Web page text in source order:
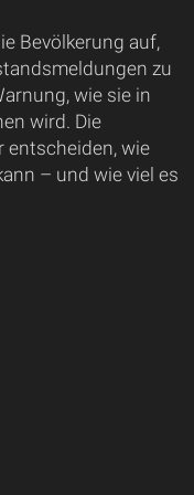
Bevölkerung auf,
zu
wie sie in
wird. Die
entscheiden, wie
– und wie viel es